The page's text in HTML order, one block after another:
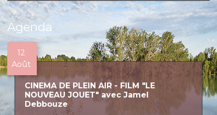
Agenda
12
Août
CINEMA DE PLEIN AIR - FILM "LE
NOUVEAU JOUET" avec Jamel
Debbouze